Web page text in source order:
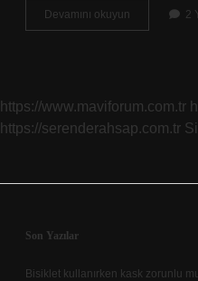
Devamını okuyun
Su
2
https://www.maviforum.com.tr
https://serenderahsap.com.tr
Sidebar
Son Yazılar
Bisiklet kullanırken kask zorunlu